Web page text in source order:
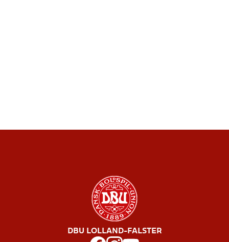
DBU LOLLAND-FALSTER